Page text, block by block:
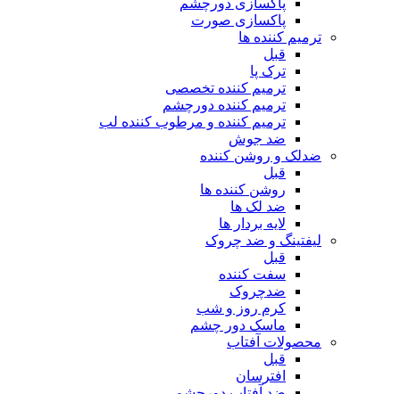
پاکسازی صورت
ترمیم کننده ها
قبل
ترک پا
ترمیم کننده تخصصی
ترمیم کننده دورچشم
ترمیم کننده و مرطوب کننده لب
ضد جوش
ضدلک و روشن کننده
قبل
روشن کننده ها
ضد لک ها
لایه بردار ها
لیفتینگ و ضد چروک
قبل
سفت کننده
ضدچروک
کرم روز و شب
ماسک دور چشم
محصولات آفتاب
قبل
افترسان